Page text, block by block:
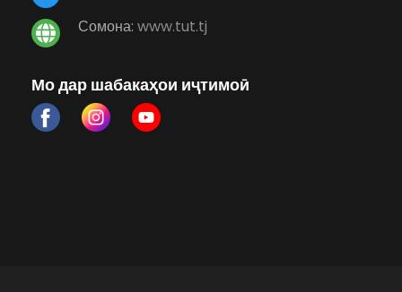
Сомона: www.tut.tj
Мо дар шабакаҳои иҷтимоӣ